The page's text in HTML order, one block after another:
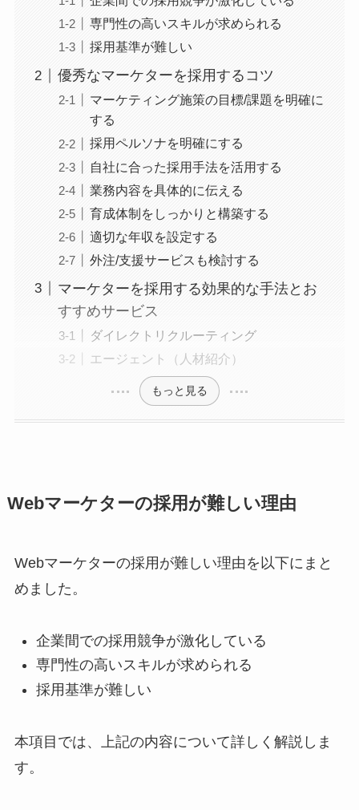
専門性の高いスキルが求められる
採用基準が難しい
優秀なマーケターを採用するコツ
マーケティング施策の目標/課題を明確に
する
採用ペルソナを明確にする
自社に合った採用手法を活用する
業務内容を具体的に伝える
育成体制をしっかりと構築する
適切な年収を設定する
外注/支援サービスも検討する
マーケターを採用する効果的な手法とお
すすめサービス
ダイレクトリクルーティング
エージェント（人材紹介）
もっと見る
Webマーケターの採用が難しい理由
Webマーケターの採用が難しい理由を以下にまと
めました。
企業間での採用競争が激化している
専門性の高いスキルが求められる
採用基準が難しい
本項目では、上記の内容について詳しく解説しま
す。